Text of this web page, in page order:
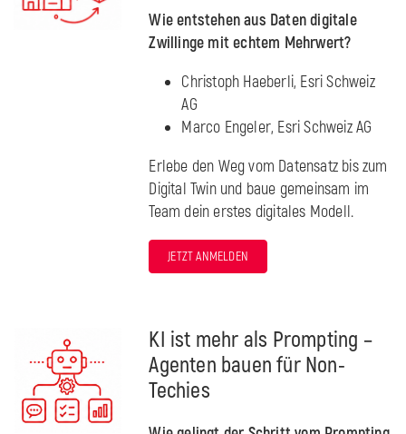
Wie entstehen aus Daten digitale
Zwillinge mit echtem Mehrwert?
Christoph Haeberli, Esri Schweiz
AG
Marco Engeler, Esri Schweiz AG
Erlebe den Weg vom Datensatz bis zum
Digital Twin und baue gemeinsam im
Team dein erstes digitales Modell.
JETZT ANMELDEN
KI ist mehr als Prompting –
Agenten bauen für Non-
Techies